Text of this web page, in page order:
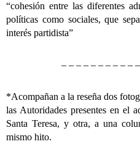
“cohesión entre las diferentes
políticas como sociales, que
interés partidista”
– – – – – – – – – –
*Acompañan a la reseña dos
las Autoridades presentes en el
Santa Teresa, y otra, a una
mismo hito.